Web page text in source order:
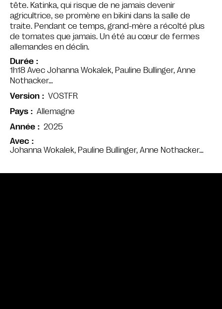
Avec
Johanna Wokalek, Pauline Bullinger, Anne Nothacker…
tête. Katinka, qui risque de ne jamais devenir
agricultrice, se promène en bikini dans la salle de
traite. Pendant ce temps, grand-mère a récolté plus
de tomates que jamais. Un été au cœur de fermes
allemandes en déclin.
Durée
1h18 Avec Johanna Wokalek, Pauline Bullinger, Anne
Nothacker…
Version
VOSTFR
Pays
Allemagne
Année
2025